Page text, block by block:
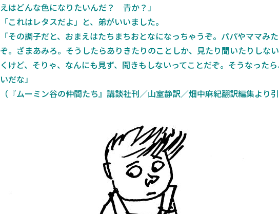
えはどんな色になりたいんだ？ 青か？」
「これはレタスだよ」と、弟がいいました。
「その調子だと、おまえはたちまちおとなになっちゃうぞ。パパやママみ
ぞ。ざまあみろ。そうしたらありきたりのことしか、見たり聞いたりしな
くけど、そりゃ、なんにも見ず、聞きもしないってことだぞ。そうなった
いだな」
（『ムーミン谷の仲間たち』講談社刊／山室静訳／畑中麻紀翻訳編集より引